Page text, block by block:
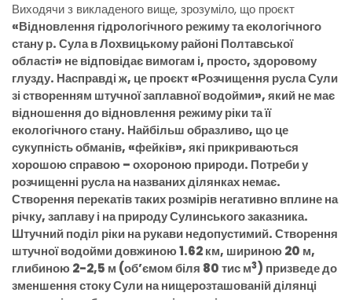
Виходячи з викладеного вище, зрозуміло, що проєкт
«Відновлення гідрологічного режиму та екологічного
стану р. Сула в Лохвицькому районі Полтавської
області» не відповідає вимогам і, просто, здоровому
глузду. Насправді ж, це проєкт «Розчищення русла Сули
зі створенням штучної заплавної водойми», який не має
відношення до відновлення режиму ріки та її
екологічного стану. Найбільш образливо, що це
сукупність обманів, «фейків», які прикриваються
хорошою справою – охороною природи. Потреби у
розчищенні русла на названих ділянках немає.
Створення перекатів таких розмірів негативно вплине на
річку, заплаву і на природу Сулинського заказника.
Штучний поділ ріки на рукави недопустимий. Створення
штучної водойми довжиною 1.62 км, шириною 20 м,
глибиною 2-2,5 м (об’ємом біля 80 тис м3) призведе до
зменшення стоку Сули на нищерозташованій ділянці